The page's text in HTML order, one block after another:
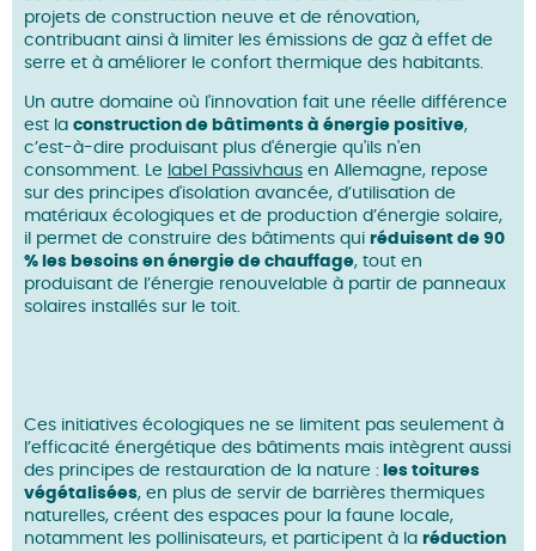
projets de construction neuve et de rénovation,
contribuant ainsi à limiter les émissions de gaz à effet de
serre et à améliorer le confort thermique des habitants.
Un autre domaine où l'innovation fait une réelle différence
est la construction de bâtiments à énergie positive,
c’est-à-dire produisant plus d'énergie qu'ils n'en
consomment. Le label Passivhaus en Allemagne, repose
sur des principes d'isolation avancée, d’utilisation de
matériaux écologiques et de production d’énergie solaire,
il permet de construire des bâtiments qui réduisent de 90
% les besoins en énergie de chauffage, tout en
produisant de l’énergie renouvelable à partir de panneaux
solaires installés sur le toit.
Ces initiatives écologiques ne se limitent pas seulement à
l’efficacité énergétique des bâtiments mais intègrent aussi
des principes de restauration de la nature : les toitures
végétalisées, en plus de servir de barrières thermiques
naturelles, créent des espaces pour la faune locale,
notamment les pollinisateurs, et participent à la réduction